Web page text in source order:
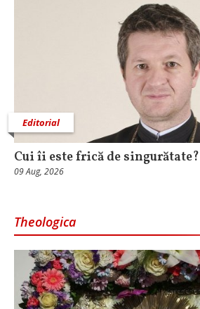
Editorial
Cui îi este frică de singurătate?
09 Aug, 2026
Theologica